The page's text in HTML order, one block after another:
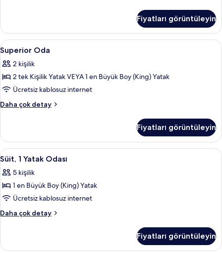
fazla
detay
Fiyatları görüntüleyin
Superior
Oda
için
tüm
fotoğrafları
görün
Superior Oda | Kaliteli yatak takımı,
3
Superior Oda
2 kişilik
2 tek Kişilik Yatak VEYA 1 en Büyük Boy (King) Yatak
Ücretsiz kablosuz internet
Daha çok detay
Superior
fazla
detay
Fiyatları görüntüleyin
Süit,
1
Yatak
Odası
için
tüm
Süit, 1 Yatak Odası | Kaliteli yatak
4
Süit, 1 Yatak Odası
5 kişilik
1 en Büyük Boy (King) Yatak
Ücretsiz kablosuz internet
Daha çok detay
Süit,
hakkında
Fiyatları görüntüleyin